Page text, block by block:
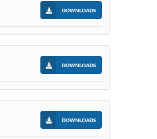
DOWNLOADS
DOWNLOADS
DOWNLOADS